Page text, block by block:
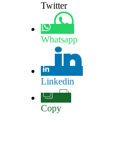
Twitter
Whatsapp
Linkedin
Copy